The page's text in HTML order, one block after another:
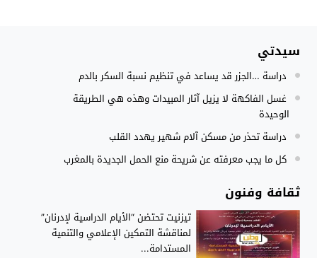
22:08
15:54 مجلس الحكومة يصادق على مشروع مرسوم مدونة التغطية
سيدتي
دراسة …الجزر قد يساعد في تنظيم نسبة السكر بالدم
غسل الفاكهة لا يزيل آثار المبيدات وهذه هي الطريقة
الوحيدة
دراسة تحذر من مسكن آلام شهير يهدد القلب
كل ما يجب معرفته عن شريحة منع الحمل الجديدة بالمغرب
ثقافة وفنون
تيزنيت تحتضن “الأيام الدراسية لإدرنان”
لمناقشة التمكين الإعلامي والتنمية
المستدامة...